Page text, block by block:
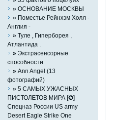
» ОСНОВАНИЕ МОСКВЫ
» Поместье Рейнхэм Холл -
Англия -
» Туле , Гиперборея ,
Атлантида .
» Экстрасенсорные
способности
» Ann Angel (13
фотографий)
» 5 САМЫХ УЖАСНЫХ
ПИСТОЛЕТОВ МИРА [✪]
Спецназ России US army
Desert Eagle Strike One